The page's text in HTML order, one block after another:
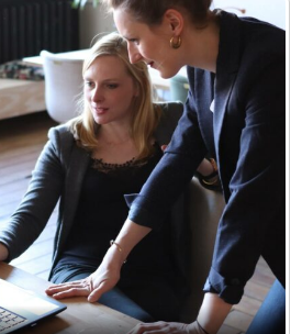
– Administration & Bogføring